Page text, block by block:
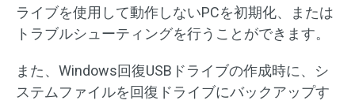
ライブを使用して動作しないPCを初期化、または
トラブルシューティングを行うことができます。
また、Windows回復USBドライブの作成時に、シ
ステムファイルを回復ドライブにバックアップす